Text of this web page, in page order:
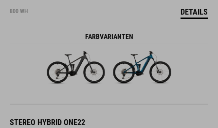
800 WH DETAILS
FARBVARIANTEN
STEREO HYBRID ONE22